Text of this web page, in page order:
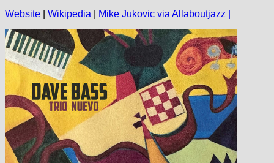
Website
Wikipedia Mike Jukovic via Allaboutjazz